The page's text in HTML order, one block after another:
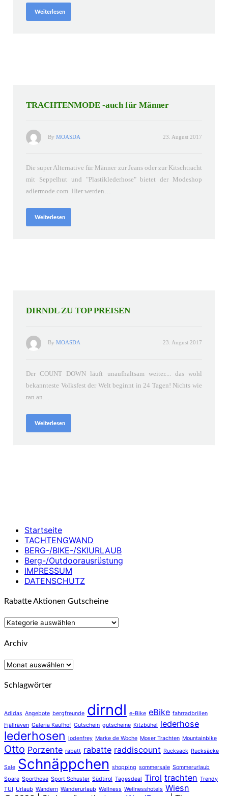
Weiterlesen
TRACHTENMODE -auch für Männer
ByMOASDA 23. August 2017
Die super Alternative für Männer zur Jeans oder zur Kitschtracht
mit Seppelhut und "Plastiklederhose" bietet der Modeshop
adlermode.com. Hier werden…
Weiterlesen
DIRNDL ZU TOP PREISEN
ByMOASDA 23. August 2017
Der COUNT DOWN läuft unaufhaltsam weiter.... das wohl
bekannteste Volksfest der Welt beginnt in 24 Tagen! Nichts wie
ran an…
Weiterlesen
Startseite
TACHTENGWAND
BERG-/BIKE-/SKIURLAUB
Berg-/Outdoorausrüstung
IMPRESSUM
DATENSCHUTZ
Rabatte Aktionen Gutscheine
Rabatte
Gutscheine
Archiv
Archiv
Schlagwörter
Adidas Angebote bergfreunde dirndl e-Bike eBike fahrradbrillen
Fjällräven Galeria Kaufhof Gutschein gutscheine Kitzbühel lederhose
lederhosen lodenfrey Marke de Woche Moser Trachten Mountainbike
Otto Porzente rabatt rabatte raddiscount Rucksack Rucksäcke
Sale Schnäppchen shopping sommersale Sommerurlaub
Spare Sporthose Sport Schuster Südtirol Tagesdeal Tirol trachten Trendy
TUI Urlaub Wandern Wanderurlaub Wellness Wellnesshotels Wiesn